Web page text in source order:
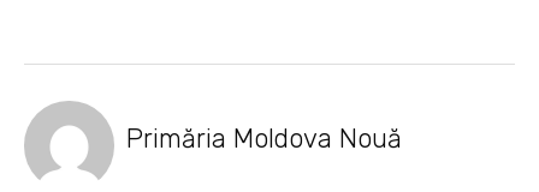
Primăria Moldova Nouă